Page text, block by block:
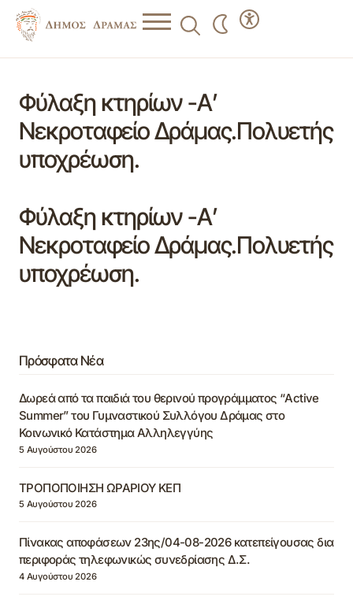
Φύλαξη κτηρίων -Α’
Νεκροταφείο Δράμας.Πολυετής
υποχρέωση.
Φύλαξη κτηρίων -Α’
Νεκροταφείο Δράμας.Πολυετής
υποχρέωση.
Πρόσφατα Νέα
Δωρεά από τα παιδιά του θερινού προγράμματος “Active
Summer” του Γυμναστικού Συλλόγου Δράμας στο
Κοινωνικό Κατάστημα Αλληλεγγύης
5 Αυγούστου 2026
ΤΡΟΠΟΠΟΙΗΣΗ ΩΡΑΡΙΟΥ ΚΕΠ
5 Αυγούστου 2026
Πίνακας αποφάσεων 23ης/04-08-2026 κατεπείγουσας δια
περιφοράς τηλεφωνικώς συνεδρίασης Δ.Σ.
4 Αυγούστου 2026